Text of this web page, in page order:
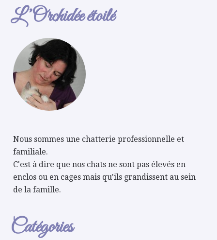
L’Orchidée étoilé
Nous sommes une chatterie professionnelle et
familiale.
C'est à dire que nos chats ne sont pas élevés en
enclos ou en cages mais qu'ils grandissent au sein
de la famille.
Catégories